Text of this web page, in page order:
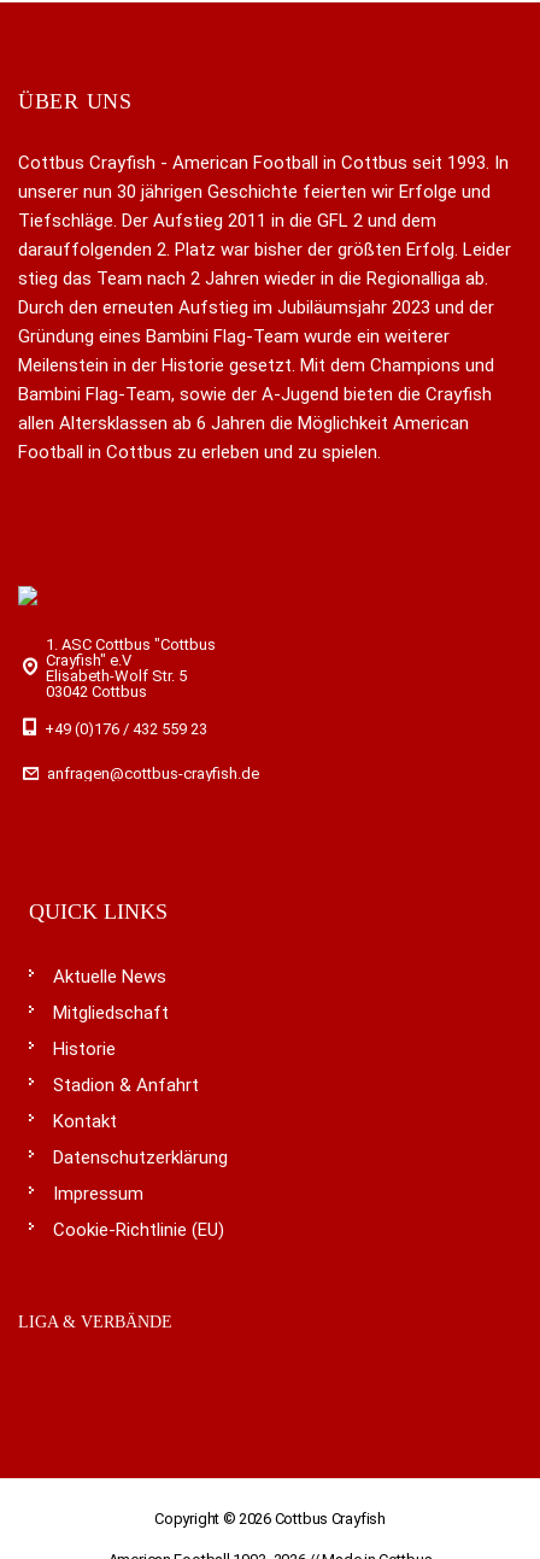
ÜBER UNS
Cottbus Crayfish - American Football in Cottbus seit 1993. In
unserer nun 30 jährigen Geschichte feierten wir Erfolge und
Tiefschläge. Der Aufstieg 2011 in die GFL 2 und dem
darauffolgenden 2. Platz war bisher der größten Erfolg. Leider
stieg das Team nach 2 Jahren wieder in die Regionalliga ab.
Durch den erneuten Aufstieg im Jubiläumsjahr 2023 und der
Gründung eines Bambini Flag-Team wurde ein weiterer
Meilenstein in der Historie gesetzt. Mit dem Champions und
Bambini Flag-Team, sowie der A-Jugend bieten die Crayfish
allen Altersklassen ab 6 Jahren die Möglichkeit American
Football in Cottbus zu erleben und zu spielen.
1. ASC Cottbus "Cottbus
Crayfish" e.V
Elisabeth-Wolf Str. 5
03042 Cottbus
+49 (0)176 / 432 559 23
anfragen@cottbus-crayfish.de
QUICK LINKS
Aktuelle News
Mitgliedschaft
Historie
Stadion & Anfahrt
Kontakt
Datenschutzerklärung
Impressum
Cookie-Richtlinie (EU)
LIGA & VERBÄNDE
Copyright © 2026 Cottbus Crayfish